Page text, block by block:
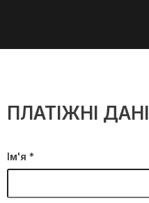
ПЛАТІЖНІ ДАНІ
Ім'я *